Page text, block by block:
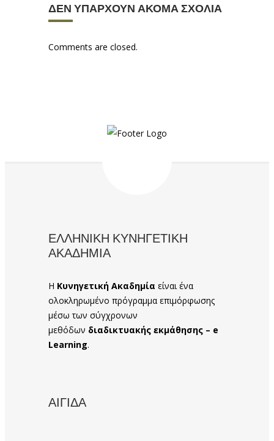
ΔΕΝ ΥΠΆΡΧΟΥΝ ΑΚΌΜΑ ΣΧΌΛΙΑ
Comments are closed.
ΕΛΛΗΝΙΚΗ ΚΥΝΗΓΕΤΙΚΗ
ΑΚΑΔΗΜΙΑ
Η Κυνηγετική Ακαδημία είναι ένα
ολοκληρωμένο πρόγραμμα επιμόρφωσης
μέσω των σύγχρονων
μεθόδων διαδικτυακής εκμάθησης – e
Learning.
ΑΙΓΙΔΑ